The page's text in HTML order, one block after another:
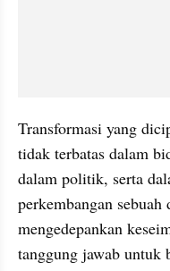
Transformasi yang
tidak terbatas dalam
dalam politik, serta
perkembangan
mengedepankan
tanggung jawab untuk